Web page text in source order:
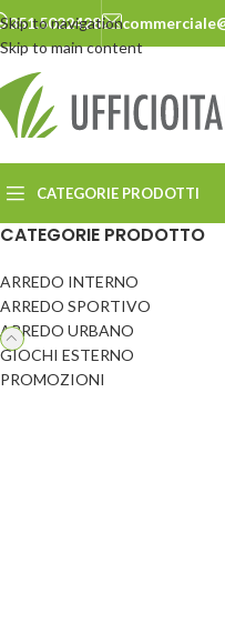
Skip to navigation
Skip to main content
351.5022428
CATEGORIE PRODOTTI
ARREDO URBANO
Cestini
CATEGORIE PRODOTTO
ARREDO INTERNO
ARREDO SPORTIVO
ARREDO URBANO
GIOCHI ESTERNO
PROMOZIONI